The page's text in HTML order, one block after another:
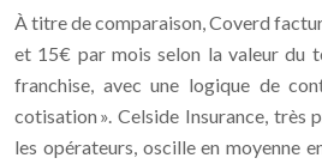
À titre de comparaison, Coverd
et 15€ par mois selon la valeur du
franchise, avec une logique de
cotisation ». Celside Insurance, très
les opérateurs, oscille en moyenne